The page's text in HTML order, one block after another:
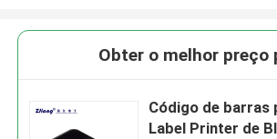
Obter o melhor preço
Código de barras
Label Printer de